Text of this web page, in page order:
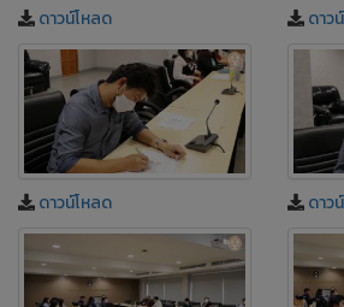
ดาวน์โหลด ดาว
ดาวน์โหลด ดาว